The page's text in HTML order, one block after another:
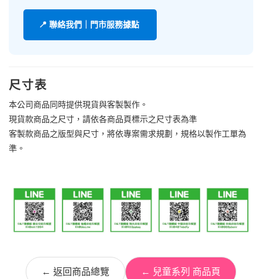
📍 聯絡我們｜門市服務據點
尺寸表
本公司商品同時提供現貨與客製製作。
現貨款商品之尺寸，請依各商品頁標示之尺寸表為準
客製款商品之版型與尺寸，將依專案需求規劃，規格以製作工單為
準。
← 返回商品總覽 ← 兒童系列 商品頁